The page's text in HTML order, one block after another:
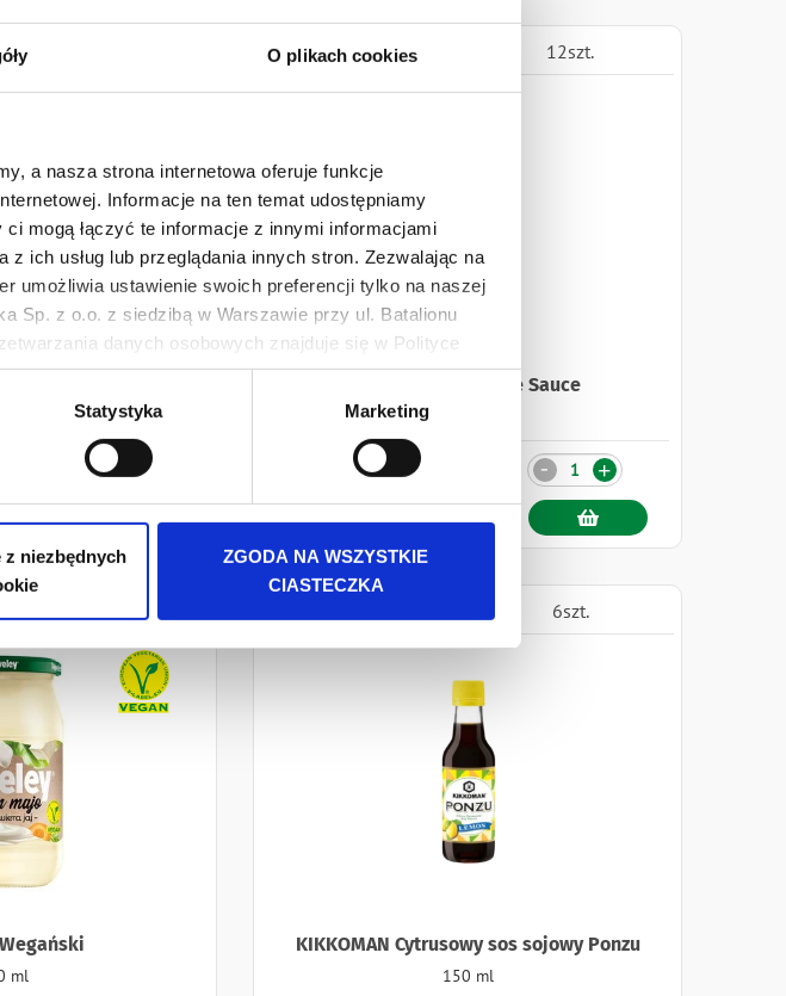
O plikach cookies
a nasza strona internetowa oferuje funkcje
Informacje na ten temat udostępniamy
mogą łączyć te informacje z innymi informacjami
ich usług lub przeglądania innych stron. Zezwalając na
umożliwia ustawienie swoich preferencji tylko na naszej
Sp. z o.o. z siedzibą w Warszawie przy ul. Batalionu
danych osobowych znajduje się w Polityce
stronie. Administratorem danych osobowych jest
Platerówek 3, 03-308 Warszawa. Więcej informacji o
Statystyka Marketing
z niezbędnych
ZGODA NA WSZYSTKIE
CIASTECZKA
Ilość +
TABASCO® Chipotle Sauce
14,99 zł
1szt. 12szt.
Ilość +
-
ml
Naklejki
KIKKOMAN Cytrusowy sos sojowy Ponzu
150 ml
6szt.